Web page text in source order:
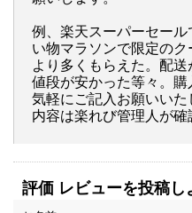
例、楽天スーパーセー
い物マラソンで限定の
より多くもらえた。配
値段が安かった等々。
気軽にご記入お願いい
内容は楽れび管理人が確
評価 レビューを投稿し